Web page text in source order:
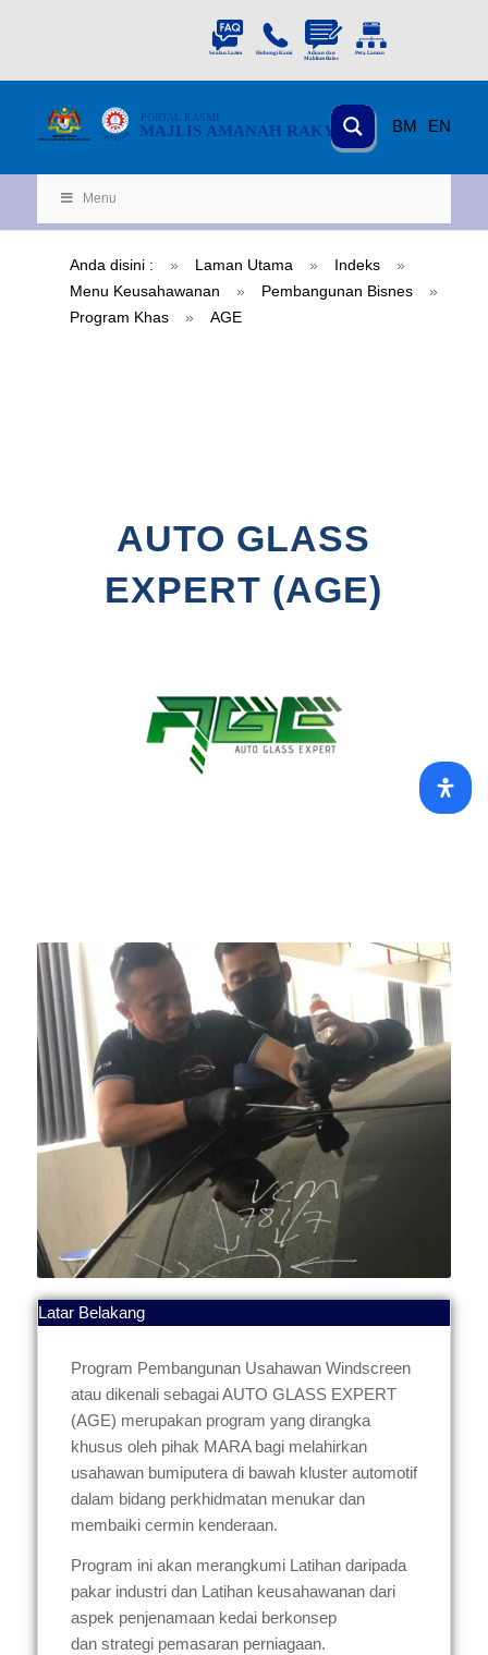
BM EN
MAJLIS AMANAH RAKYAT
PORTAL RASMI
KEMENTERIAN
KEMAJUAN DESA DAN WILA YAH
Menu
Anda disini : » Laman Utama » Indeks
»
Menu Keusahawanan
» Pembangunan Bisnes
»
Program Khas
» AGE
AUTO GLASS
EXPERT (AGE)
Latar Belakang
Program Pembangunan Usahawan Windscreen
atau dikenali sebagai AUTO GLASS EXPERT
(AGE) merupakan program yang dirangka
khusus oleh pihak MARA bagi melahirkan
usahawan bumiputera di bawah kluster automotif
dalam bidang perkhidmatan menukar dan
membaiki cermin kenderaan.
Program ini akan merangkumi Latihan daripada
pakar industri dan Latihan keusahawanan dari
aspek penjenamaan kedai berkonsep
dan strategi pemasaran perniagaan.